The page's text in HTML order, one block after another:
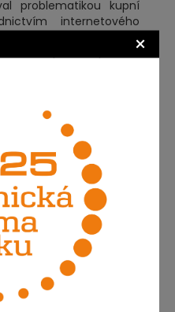
×
problematikou kupní
internetového
pro omyl napadl sám
- prodávající.
do elektronického
za 2650,-EUR uvedl
notebook objednal
mu mailem zaslal
(shodné s
zákazníkovi dodán a
se zaúčtováním
dotyčný zákazník ani
nevrátil ani nedoplatil
neplatnost kupní
škody, která
notebook nevrátil.
kupní smlouva vznikla
potvrzení
zákazníka. Zároveň
pro tzv. vnější